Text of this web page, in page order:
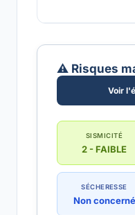
⚠️ Risques
Voir
SISMICITÉ
2 - FAIBLE
SÉCHERESSE
Non concerné